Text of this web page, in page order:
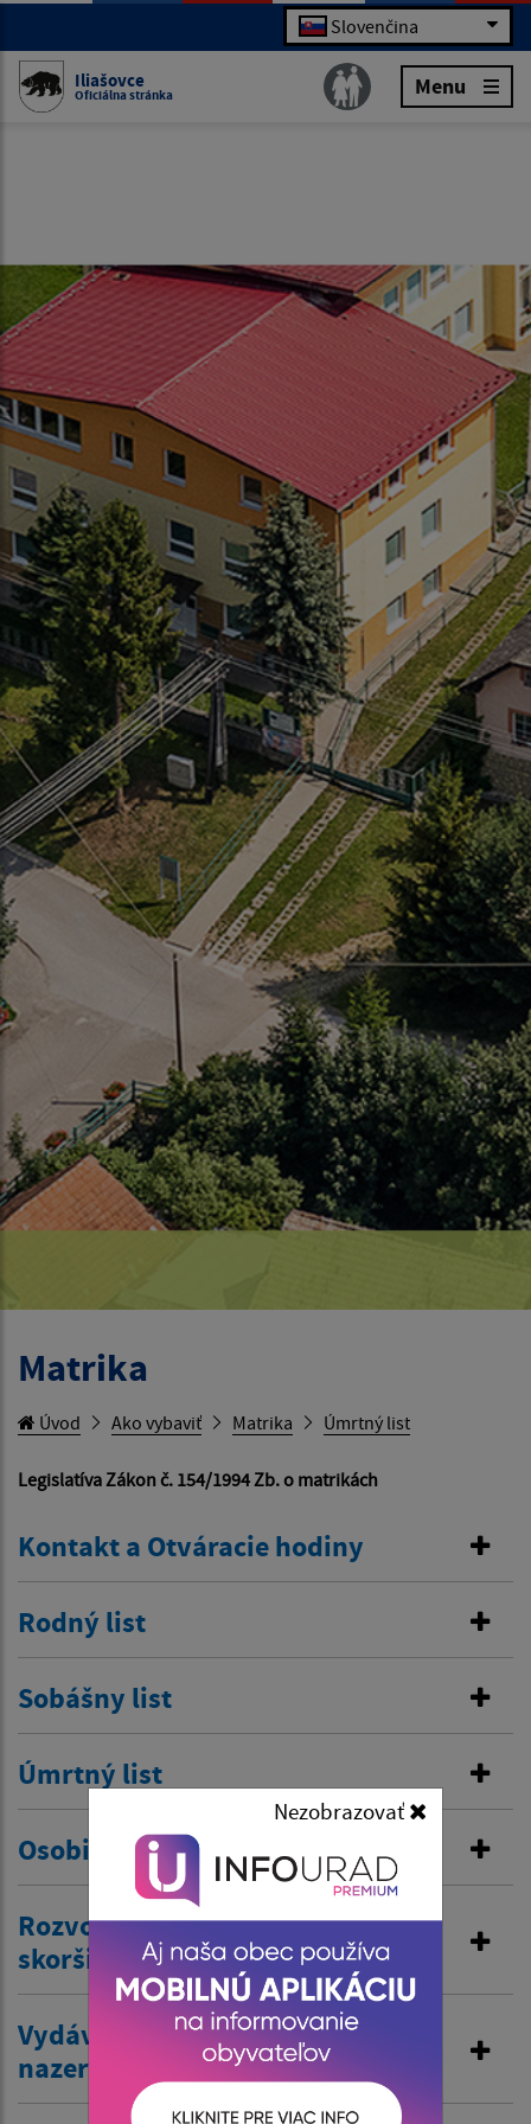
Nezobrazovať
Slovenčina
Iliašovce
Oficiálna stránka Menu
Matrika
Úvod Ako vybaviť Matrika Úmrtný list
Legislatíva Zákon č. 154/1994 Zb. o matrikách
Kontakt a Otváracie hodiny
Rodný list
Sobášny list
Úmrtný list
Osobitná matrika
Rozvod manželstva a prijatie
skoršieho priezviska
Vydávanie výpisov z matriky a
nazeranie do matriky